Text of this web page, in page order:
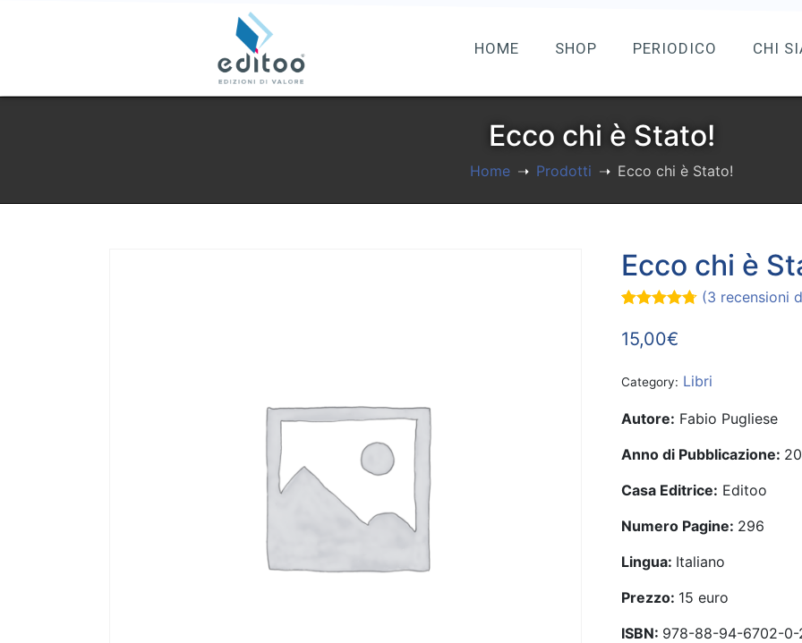
HOME SHOP PERIODICO CHI
Ecco chi è Stato!
Home Prodotti Ecco chi è Stato!
Ecco chi è
4.67su 5
su base
recensioni
(3 recensioni
15,00€
Category: Libri
Autore: Fabio Pugliese
Anno di Pubblicazione:
Casa Editrice: Editoo
Numero Pagine: 296
Lingua: Italiano
Prezzo: 15 euro
ISBN: 978-88-94-6702-0-